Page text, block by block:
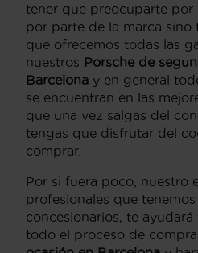
tener que preocuparte por
por parte de la marca sino
que ofrecemos todas las
nuestros Porsche de
Barcelona y en general
se encuentran en las
que una vez salgas del
tengas que disfrutar del
comprar.
Por si fuera poco, nuestro
profesionales que
concesionarios, te
todo el proceso de